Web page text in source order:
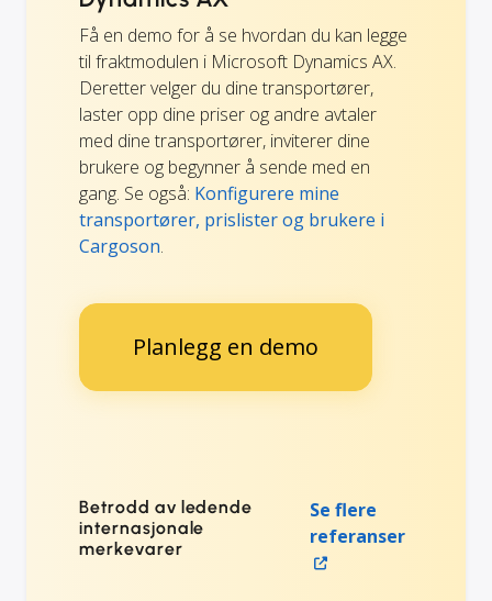
Få en demo for å se hvordan du kan legge
til fraktmodulen i Microsoft Dynamics AX.
Deretter velger du dine transportører,
laster opp dine priser og andre avtaler
med dine transportører, inviterer dine
brukere og begynner å sende med en
gang. Se også: Konfigurere mine
transportører, prislister og brukere i
Cargoson.
Planlegg en demo
Betrodd av ledende
internasjonale
merkevarer
Se flere
referanser